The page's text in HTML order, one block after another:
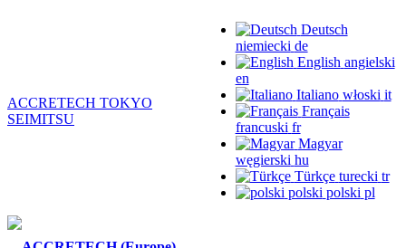
Deutsch
niemiecki de
English angielski
en
Italiano włoski it
Français
francuski fr
Magyar
węgierski hu
Türkçe turecki tr
polski polski pl
ACCRETECH TOKYO
SEIMITSU